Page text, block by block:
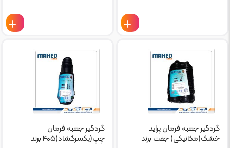
گردگیر جعبه فرمان پراید
خشک(مکانیکی) جفت برند
گردگیر جعبه فرمان
چپ(یکسرگشاد)۴۰۵ برند